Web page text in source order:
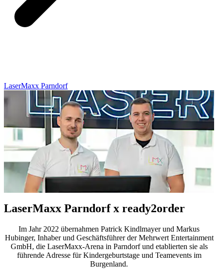
LaserMaxx Parndorf
LaserMaxx Parndorf x ready2order
Im Jahr 2022 übernahmen Patrick Kindlmayer und Markus
Hubinger, Inhaber und Geschäftsführer der Mehrwert Entertainment
GmbH, die LaserMaxx-Arena in Parndorf und etablierten sie als
führende Adresse für Kindergeburtstage und Teamevents im
Burgenland.